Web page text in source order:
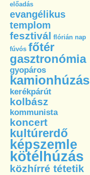
előadás
evangélikus
templom
fesztivál flórián nap
fúvós főtér
gasztronómia
gyopáros
kamionhúzás
kerékpárút
kolbász
kommunista
koncert
kultúrerdő
képszemle
kötélhúzás
közhírré tétetik